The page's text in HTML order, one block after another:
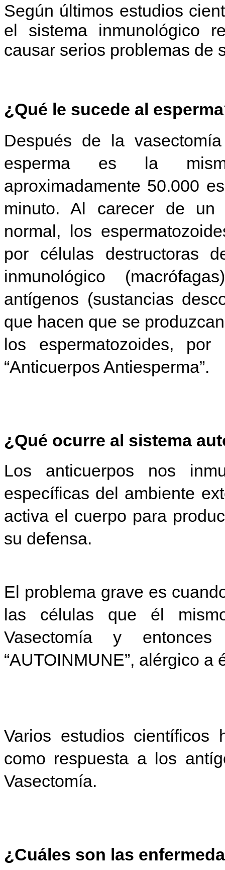
Según últimos estudios
el sistema inmunológico
causar serios problemas de
¿Qué le sucede al
Después de la
esperma es la
aproximadamente 50.000
minuto. Al carecer de un
normal, los
por células destructoras
inmunológico
antígenos (sustancias
que hacen que se
los espermatozoides,
“Anticuerpos Antiesperma”.
¿Qué ocurre al sistema
Los anticuerpos nos
específicas del ambiente
activa el cuerpo para
su defensa.
El problema grave es
las células que él
Vasectomía y
“AUTOINMUNE”, alérgico a
Varios estudios científicos
como respuesta a los
Vasectomía.
¿Cuáles son las